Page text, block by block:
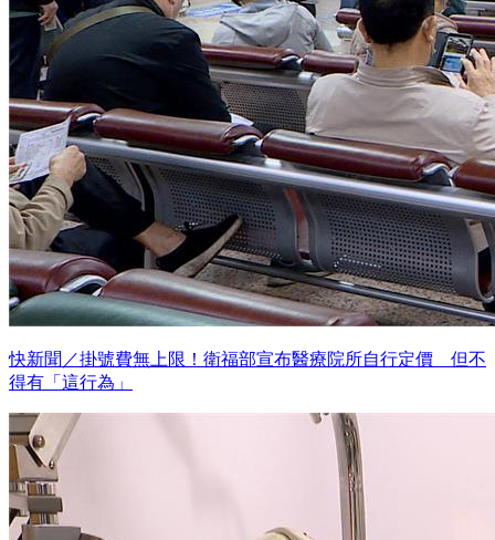
快新聞／掛號費無上限！衛福部宣布醫療院所自行定價 但不
得有「這行為」